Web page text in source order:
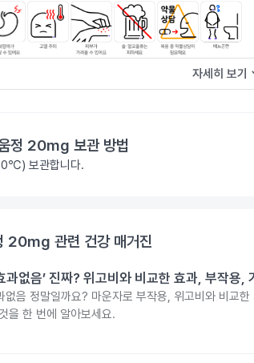
자세히 보기
정 20mg 보관 방법
보관합니다.
20mg 관련 건강 매거진
과없음’ 진짜? 위고비와 비교한 효과, 부작용,
없음 정말일까요? 마운자로 부작용, 위고비와 비교
을 한 번에 알아보세요.